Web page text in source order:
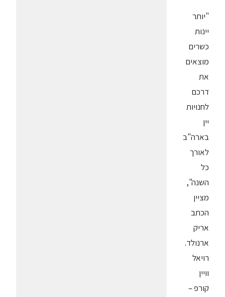
"יותר
יינות
כשרים
מוצאים
את
דרכם
לחנויות
יין
בארה"ב
לאורך
כל
השנה",
מציין
הכתב
אריק
ארנולד.
רויאל
וויין
קורפ –